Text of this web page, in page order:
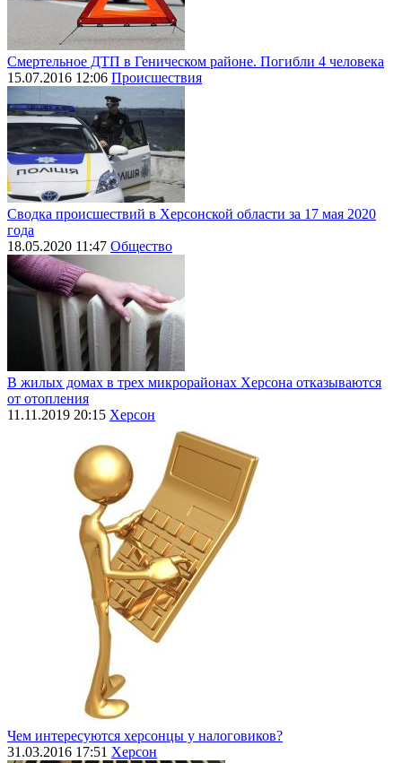
Смертельное ДТП в Геническом районе. Погибли 4 человека
15.07.2016 12:06 Происшествия
Сводка происшествий в Херсонской области за 17 мая 2020
года
18.05.2020 11:47 Общество
В жилых домах в трех микрорайонах Херсона отказываются
от отопления
11.11.2019 20:15 Херсон
Чем интересуются херсонцы у налоговиков?
31.03.2016 17:51 Херсон